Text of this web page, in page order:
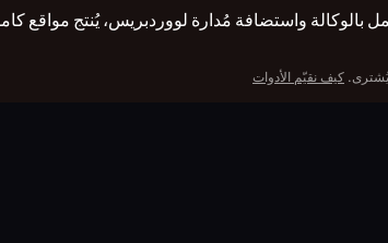
يُشترى. كيف نقيّم الأدوات